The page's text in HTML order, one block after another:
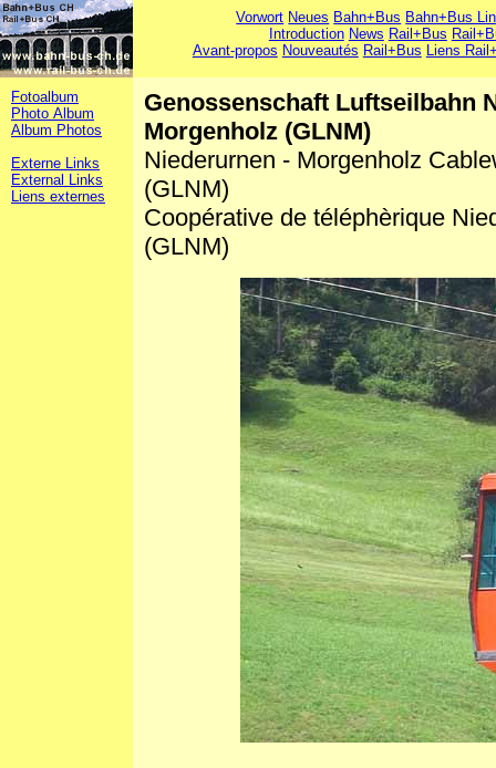
Vorwort Neues Bahn+Bus Bahn+Bus
Introduction News Rail+Bus
Avant-propos Nouveautés Rail+Bus Liens
Fotoalbum
Photo Album
Album Photos
Externe Links
External Links
Liens externes
Genossenschaft Luftseilbahn
Morgenholz (GLNM)
Niederurnen - Morgenholz
(GLNM)
Coopérative de téléphèrique
(GLNM)